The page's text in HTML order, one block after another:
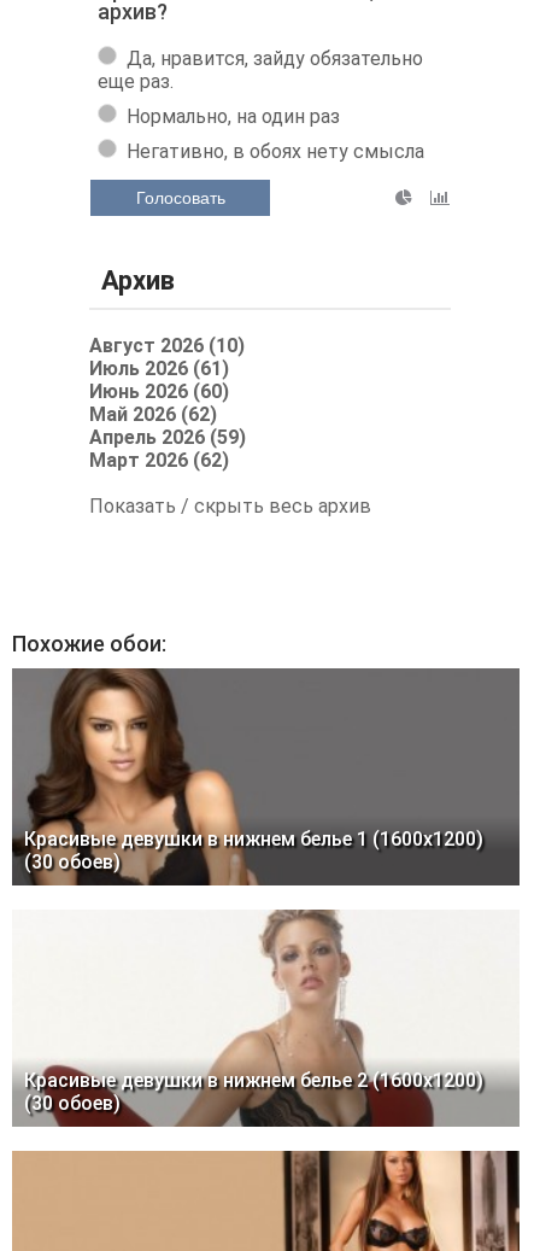
архив?
Да, нравится, зайду обязательно
еще раз.
Нормально, на один раз
Негативно, в обоях нету смысла
Голосовать
Архив
Август 2026 (10)
Июль 2026 (61)
Июнь 2026 (60)
Май 2026 (62)
Апрель 2026 (59)
Март 2026 (62)
Показать / скрыть весь архив
Похожие обои:
Красивые девушки в нижнем белье 1 (1600x1200)
(30 обоев)
Красивые девушки в нижнем белье 2 (1600x1200)
(30 обоев)